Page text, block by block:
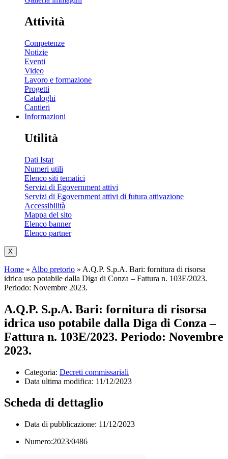
Attività
Competenze
Notizie
Eventi
Video
Lavoro e formazione
Progetti
Cataloghi
Cantieri
Informazioni
Utilità
Dati Istat
Numeri utili
Elenco siti tematici
Servizi di Egovernment attivi
Servizi di Egovernment attivi di futura attivazione
Accessibilità
Mappa del sito
Elenco banner
Elenco partner
X
Home » Albo pretorio » A.Q.P. S.p.A. Bari: fornitura di risorsa
idrica uso potabile dalla Diga di Conza – Fattura n. 103E/2023.
Periodo: Novembre 2023.
A.Q.P. S.p.A. Bari: fornitura di risorsa
idrica uso potabile dalla Diga di Conza –
Fattura n. 103E/2023. Periodo: Novembre
2023.
Categoria: Decreti commissariali
Data ultima modifica: 11/12/2023
Scheda di dettaglio
Data di pubblicazione: 11/12/2023
Numero:2023/0486